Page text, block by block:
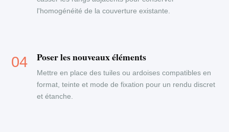
l'homogénéité de la couverture existante.
Poser les nouveaux éléments
Mettre en place des tuiles ou ardoises compatibles en
format, teinte et mode de fixation pour un rendu discret
et étanche.